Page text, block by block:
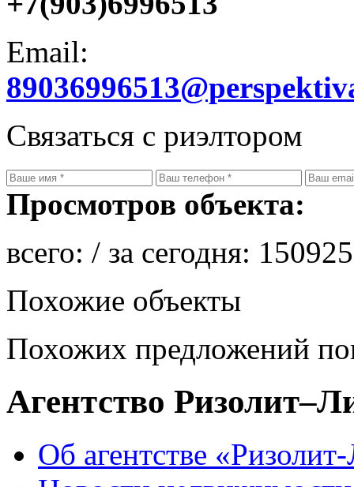
Email:
Связаться с риэлтором
Просмотров объекта:
всего: / за сегодня:
Похожие объекты
Похожих предложений
Агентство
Об агентстве